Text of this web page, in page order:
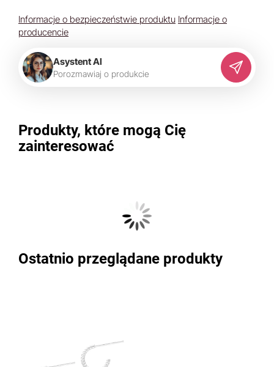
Informacje o bezpieczeństwie produktu Informacje o
producencie
Asystent AI
Porozmawiaj o produkcie
Produkty, które mogą Cię
zainteresować
Ostatnio przeglądane produkty